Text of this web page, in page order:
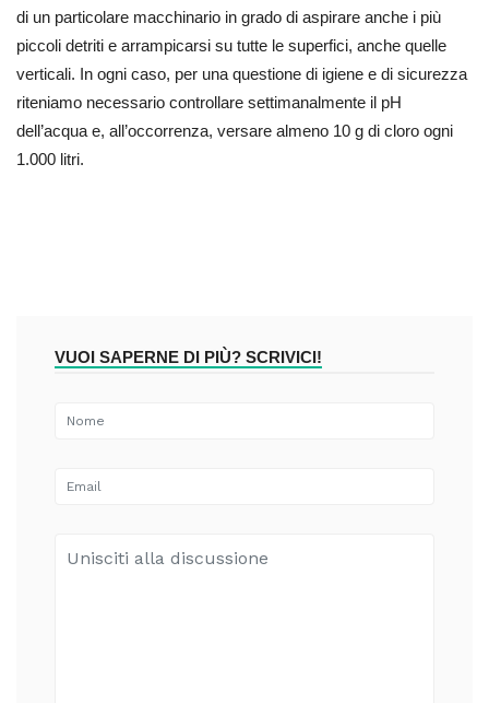
di un particolare macchinario in grado di aspirare anche i più
piccoli detriti e arrampicarsi su tutte le superfici, anche quelle
verticali. In ogni caso, per una questione di igiene e di sicurezza
riteniamo necessario controllare settimanalmente il pH
dell’acqua e, all’occorrenza, versare almeno 10 g di cloro ogni
1.000 litri.
VUOI SAPERNE DI PIÙ? SCRIVICI!